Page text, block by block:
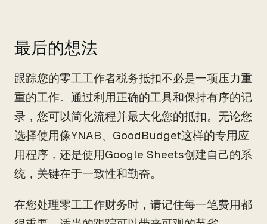
最后的想法
跟踪您的零工工作者税务抵扣不必是一项压力重
重的工作。通过利用正确的工具和保持有序的记
录，您可以简化流程并最大化您的抵扣。无论您
选择使用像YNAB、GoodBudget这样的专用应
用程序，还是使用Google Sheets创建自己的系
统，关键在于一致性和勤奋。
在您处理零工工作财务时，请记住每一笔费用都